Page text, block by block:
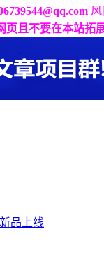
风
且不要在本站拓
品上线